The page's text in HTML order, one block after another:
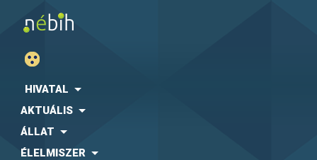
HIVATAL
AKTUÁLIS
ÁLLAT
ÉLELMISZER